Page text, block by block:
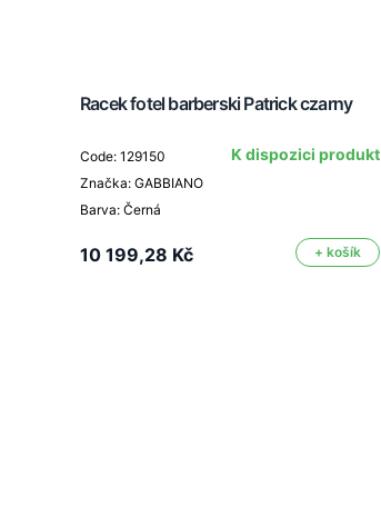
Racek fotel barberski Patrick czarny
Code: 129150
Značka: GABBIANO
Barva: Černá
K dispozici produkt
10 199,28 Kč + košík